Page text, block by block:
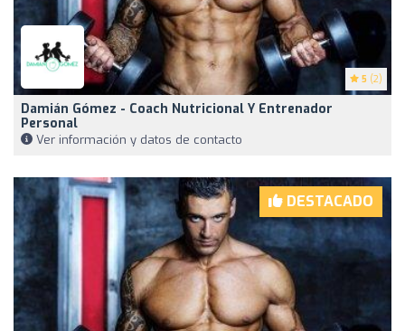
5 (2)
Damián Gómez - Coach Nutricional Y Entrenador
Personal
Ver información y datos de contacto
DESTACADO